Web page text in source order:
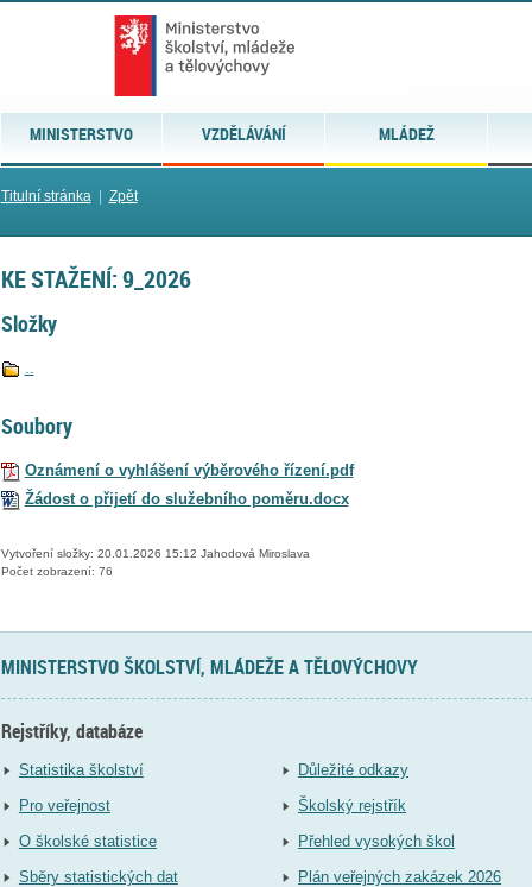
MINISTERSTVO VZDĚLÁVÁNÍ MLÁDEŽ
Titulní stránka| Zpět
KE STAŽENÍ: 9_2026
Složky
..
Soubory
Oznámení o vyhlášení výběrového řízení.pdf
Žádost o přijetí do služebního poměru.docx
Vytvoření složky: 20.01.2026 15:12 Jahodová Miroslava
Počet zobrazení: 76
MINISTERSTVO ŠKOLSTVÍ, MLÁDEŽE A TĚLOVÝCHOVY
Rejstříky, databáze
Statistika školství
Pro veřejnost
O školské statistice
Sběry statistických dat
Důležité odkazy
Školský rejstřík
Přehled vysokých škol
Plán veřejných zakázek 2026